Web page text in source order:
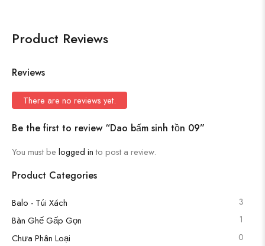
Product Categories
Balo - Túi Xách 3
Bàn Ghế Gấp Gọn 1
Chưa Phân Loại 0
Product Reviews
Reviews
There are no reviews yet.
Be the first to review “Dao bấm sinh tồn 09”
You must be logged into post a review.